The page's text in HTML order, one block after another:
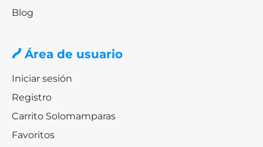
Blog
Área de usuario
Iniciar sesión
Registro
Carrito Solomamparas
Favoritos